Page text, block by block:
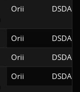
Orii DSDA-
Orii
DSDA-
Orii
DSDA-
Orii DSDA-